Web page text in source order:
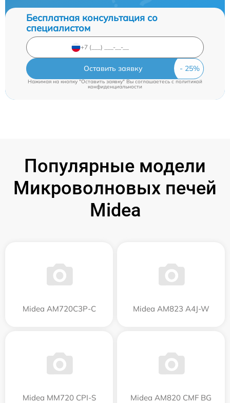
Бесплатная консультация со
специалистом
Оставить заявку
Нажимая на кнопку "Оставить заявку" Вы соглашаетесь cполитикой
конфиденциальности
Популярные модели
Микроволновых печей
Midea
Midea AM720C3P-C Midea AM823 A4J-W
Midea MM720 CPI-S Midea AM820 CMF BG